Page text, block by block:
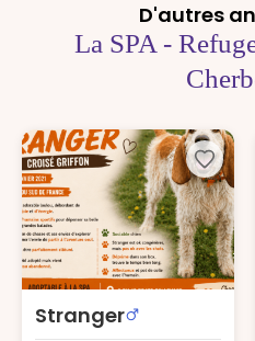
D'autres
La SPA -
Stranger